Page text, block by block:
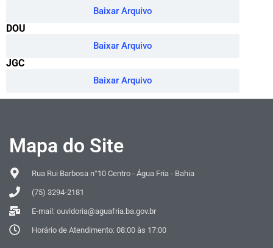
Baixar Arquivo
DOU
Baixar Arquivo
JGC
Baixar Arquivo
Mapa do Site
Rua Rui Barbosa n°10 Centro - Água Fria - Bahia
(75) 3294-2181
E-mail: ouvidoria@aguafria.ba.gov.br
Horário de Atendimento: 08:00 às 17:00